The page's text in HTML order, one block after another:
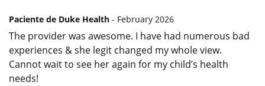
Paciente de Duke Health - February 2026
The provider was awesome. I have had numerous bad
experiences & she legit changed my whole view.
Cannot wait to see her again for my child’s health
needs!